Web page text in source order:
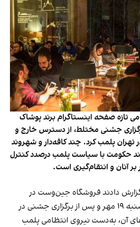
تازه صفحه اینستاگرام برند پوشاک
جشنی مختلط، از دسترس خارج و
تهران پلمب کرد. چند کافه‌‌دار و شهروند
حکومت با سیاست پلمب درصدد کنترل
آنان و انتقام‌گیری است.
گزارش دادند فروشگاه جین‌وست در
خیابان فرشته تهران، شنبه ۱۹ مهر و پس از برگزاری جشنی در
آن، به‌دست نیروی انتظامی پلمب